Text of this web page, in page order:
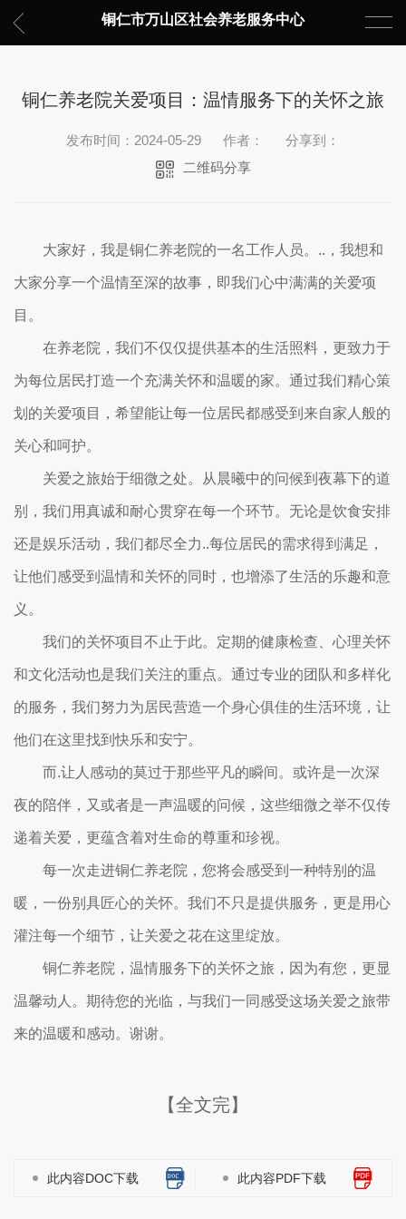
铜仁市万山区社会养老服务中心
铜仁养老院关爱项目：温情服务下的关怀之旅
发布时间：2024-05-29 作者：
分享到：
二维码分享
大家好，我是铜仁养老院的一名工作人员。..，我想和
大家分享一个温情至深的故事，即我们心中满满的关爱项
目。
在养老院，我们不仅仅提供基本的生活照料，更致力于
为每位居民打造一个充满关怀和温暖的家。通过我们精心策
划的关爱项目，希望能让每一位居民都感受到来自家人般的
关心和呵护。
关爱之旅始于细微之处。从晨曦中的问候到夜幕下的道
别，我们用真诚和耐心贯穿在每一个环节。无论是饮食安排
还是娱乐活动，我们都尽全力..每位居民的需求得到满足，
让他们感受到温情和关怀的同时，也增添了生活的乐趣和意
义。
我们的关怀项目不止于此。定期的健康检查、心理关怀
和文化活动也是我们关注的重点。通过专业的团队和多样化
的服务，我们努力为居民营造一个身心俱佳的生活环境，让
他们在这里找到快乐和安宁。
而.让人感动的莫过于那些平凡的瞬间。或许是一次深
夜的陪伴，又或者是一声温暖的问候，这些细微之举不仅传
递着关爱，更蕴含着对生命的尊重和珍视。
每一次走进铜仁养老院，您将会感受到一种特别的温
暖，一份别具匠心的关怀。我们不只是提供服务，更是用心
灌注每一个细节，让关爱之花在这里绽放。
铜仁养老院，温情服务下的关怀之旅，因为有您，更显
温馨动人。期待您的光临，与我们一同感受这场关爱之旅带
来的温暖和感动。谢谢。
【全文完】
此内容DOC下载 此内容PDF下载